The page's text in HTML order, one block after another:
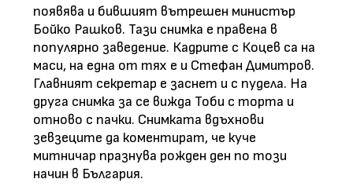
появява и бившият вътрешен министър
Бойко Рашков. Тази снимка е правена в
популярно заведение. Кадрите с Коцев са на
маси, на една от тях е и Стефан Димитров.
Главният секретар е заснет и с пудела. На
друга снимка за се вижда Тоби с торта и
отново с пачки. Снимката вдъхнови
зевзеците да коментират, че куче
митничар празнува рожден ден по този
начин в България.